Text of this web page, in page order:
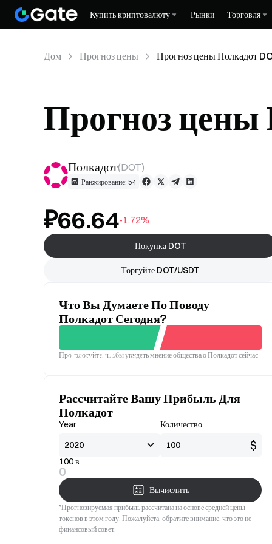
Купить криптовалюту Рынки Торговля
Дом Прогноз цены Прогноз цены Полкадот
Прогноз цены
Полкадот(DOT)
Ранжирование: 54
₽66.64-1.72%
Покупка DOT
Торгуйте DOT/USDT
Что Вы Думаете По Поводу
Полкадот Сегодня?
Хорошо Плохой
Проголосуйте, чтобы увидеть мнение общества о Полкадот сейчас
Рассчитайте Вашу Прибыль Для
Полкадот
Year Количество
$
100 в
0
Вычислить
*Прогнозируемая прибыль рассчитана на основе средней цены
токенов в этом году. Пожалуйста, обратите внимание, что это не
финансовый совет.